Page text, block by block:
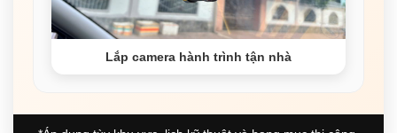
Lắp camera hành trình tận nhà